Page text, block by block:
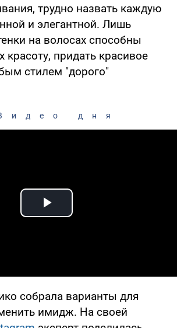
трудно назвать каждую
и элегантной. Лишь
на волосах способны
красоту, придать красивое
стилем "дорого"
дня
Play Video
собрала варианты для
имидж. На своей